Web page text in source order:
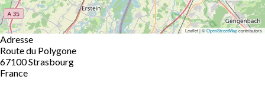
Leaflet | ©OpenStreetMapcontributors
Adresse
Route du Polygone
67100Strasbourg
France